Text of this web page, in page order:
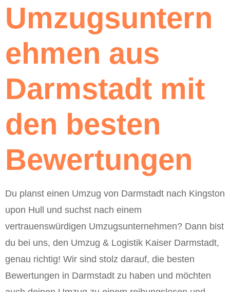
Umzugsuntern
ehmen aus
Darmstadt mit
den besten
Bewertungen
Du planst einen Umzug von Darmstadt nach Kingston
upon Hull und suchst nach einem
vertrauenswürdigen Umzugsunternehmen? Dann bist
du bei uns, den Umzug & Logistik Kaiser Darmstadt,
genau richtig! Wir sind stolz darauf, die besten
Bewertungen in Darmstadt zu haben und möchten